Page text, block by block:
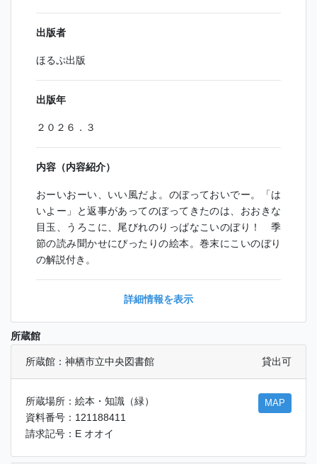
出版者
ほるぷ出版
出版年
２０２６．３
内容（内容紹介）
おーいおーい、いい風だよ。のぼっておいでー。「は
いよー」と返事があってのぼってきたのは、おおきな
目玉、うろこに、尾びれのりっぱなこいのぼり！ 季
節の読み聞かせにぴったりの絵本。巻末にこいのぼり
の解説付き。
詳細情報を表示
所蔵館
所蔵館：神栖市立中央図書館 貸出可
所蔵場所：絵本・知識（緑）
資料番号：121188411
請求記号：E オオイ
MAP